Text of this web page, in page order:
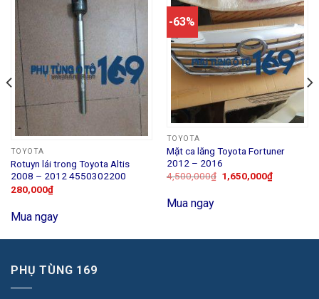
TOYOTA
Rotuyn lái trong Toyota Altis
2008 – 2012 4550302200
280,000₫
Mua ngay
-63%
TOYOTA
Mặt ca lăng Toyota Fortuner
2012 – 2016
4,500,000₫ 1,650,000₫
Mua ngay
PHỤ TÙNG 169